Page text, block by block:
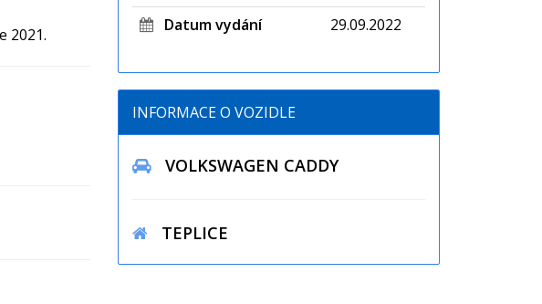
2021.
Datum vydání
29.09.2022
INFORMACE O VOZIDLE
VOLKSWAGEN CADDY
TEPLICE